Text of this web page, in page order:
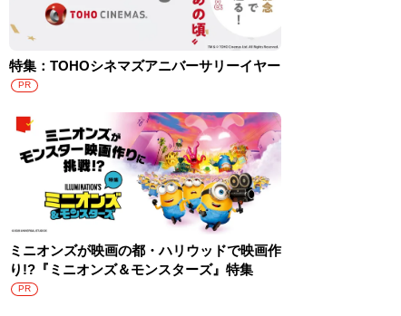
特集：TOHOシネマズアニバーサリーイヤー
PR
ミニオンズが映画の都・ハリウッドで映画作
り!?『ミニオンズ＆モンスターズ』特集
PR